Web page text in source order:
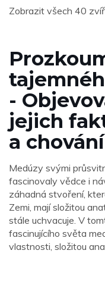
Zobrazit všech 40
-
jejich
a chování
Medúzy svými
fascinovaly vědce i
záhadná stvoření,
Zemi, mají složitou
stále uchvacuje. V
fascinujícího světa
vlastnosti, složitou